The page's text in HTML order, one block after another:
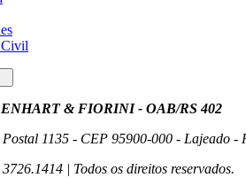
Civil
& FIORINI - OAB/RS 402
1135 - CEP 95900-000 - Lajeado -
| Todos os direitos reservados.